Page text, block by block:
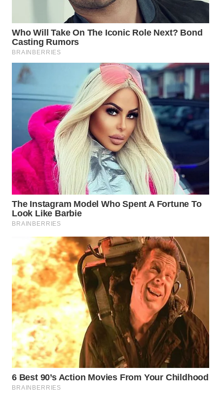
WN
BORNEO
Wahana
Media
WAHANA
NEWS
WAHANA
TANI
WAHANA
ADVOKAT
WAHANA
WAHANA
KONSUMEN
WAHANA
LISTRIK
WAHANA
TRAVEL
WAHANA
TV